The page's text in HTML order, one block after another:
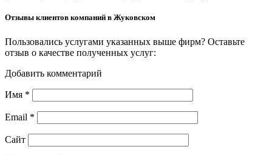
Отзывы клиентов компаний в Жуковском
Пользовались услугами указанных выше фирм? Оставьте
отзыв о качестве полученных услуг:
Добавить комментарий
Имя *
Email *
Сайт